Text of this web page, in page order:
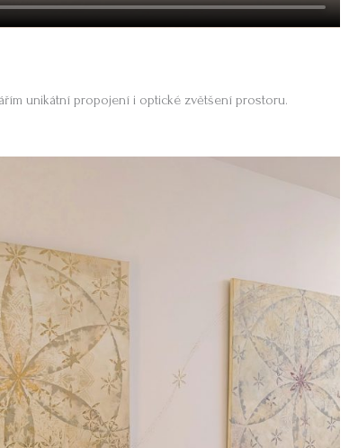
unikátní propojení i optické zvětšení prostoru.